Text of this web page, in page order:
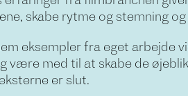
skabe rytme og stemning
eksempler fra eget arbejde
være med til at skabe de
er slut.